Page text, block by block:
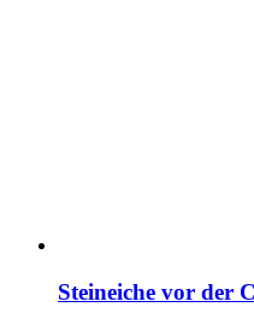
Steineiche vor der